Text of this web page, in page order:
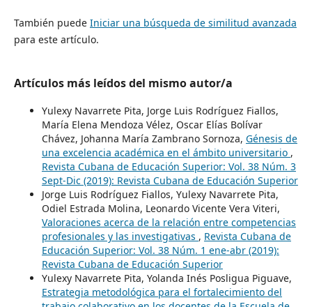
También puede Iniciar una búsqueda de similitud avanzada
para este artículo.
Artículos más leídos del mismo autor/a
Yulexy Navarrete Pita, Jorge Luis Rodríguez Fiallos,
María Elena Mendoza Vélez, Oscar Elías Bolívar
Chávez, Johanna María Zambrano Sornoza, Génesis de
una excelencia académica en el ámbito universitario ,
Revista Cubana de Educación Superior: Vol. 38 Núm. 3
Sept-Dic (2019): Revista Cubana de Educación Superior
Jorge Luis Rodríguez Fiallos, Yulexy Navarrete Pita,
Odiel Estrada Molina, Leonardo Vicente Vera Viteri,
Valoraciones acerca de la relación entre competencias
profesionales y las investigativas , Revista Cubana de
Educación Superior: Vol. 38 Núm. 1 ene-abr (2019):
Revista Cubana de Educación Superior
Yulexy Navarrete Pita, Yolanda Inés Posligua Piguave,
Estrategia metodológica para el fortalecimiento del